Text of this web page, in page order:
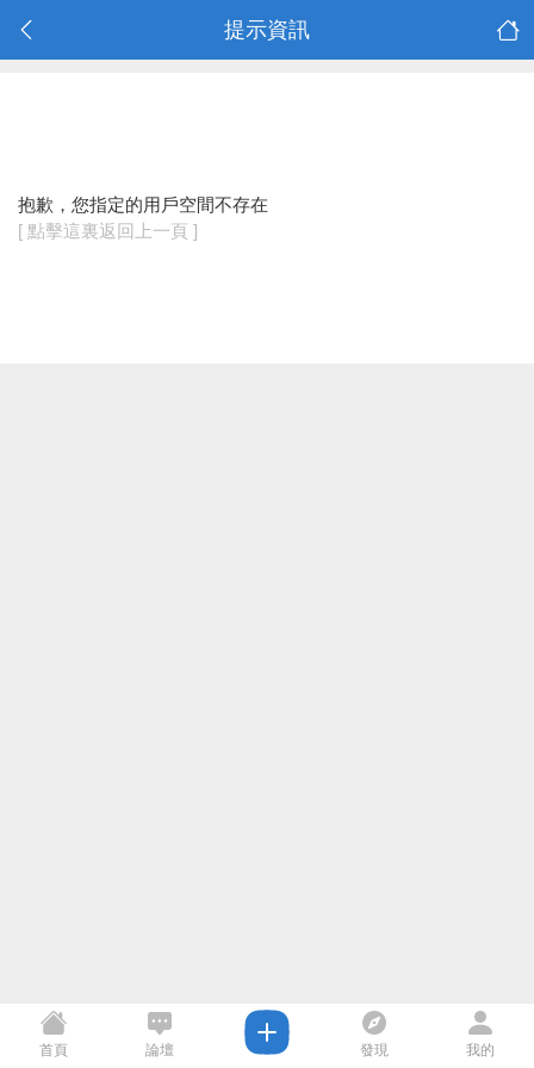
提示資訊
抱歉，您指定的用戶空間不存在
[ 點擊這裏返回上一頁 ]
首頁 論壇 發現 我的